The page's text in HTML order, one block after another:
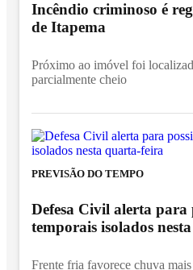
Incêndio criminoso é
de Itapema
Próximo ao imóvel foi
parcialmente cheio
PREVISÃO DO TEMPO
Defesa Civil alerta para
temporais isolados
Frente fria favorece chuva